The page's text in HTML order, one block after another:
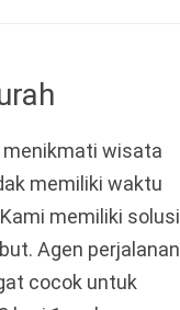
wisata
memiliki waktu
memiliki solusi
Agen perjalanan
cocok untuk